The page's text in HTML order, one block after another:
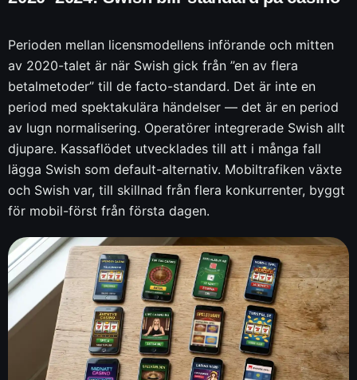
Perioden mellan licensmodellens införande och mitten
av 2020-talet är när Swish gick från ”en av flera
betalmetoder” till de facto-standard. Det är inte en
period med spektakulära händelser — det är en period
av lugn normalisering. Operatörer integrerade Swish allt
djupare. Kassaflödet utvecklades till att i många fall
lägga Swish som default-alternativ. Mobiltrafiken växte
och Swish var, till skillnad från flera konkurrenter, byggt
för mobil-först från första dagen.